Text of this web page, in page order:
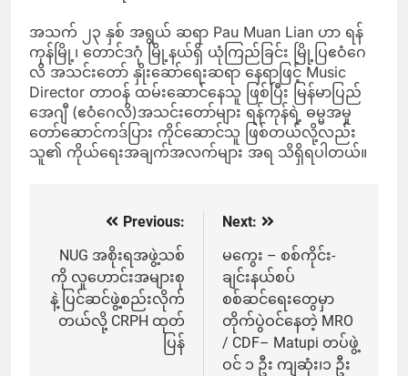
အသက် ၂၃ နှစ် အရွယ် ဆရာ Pau Muan Lian ဟာ ရန်
ကုန်မြို့၊ တောင်ဒဂုံ မြို့နယ်ရှိ ယုံကြည်ခြင်း မြို့ပြဧဝံဂေ
လိ အသင်းတော် နှိုးဆော်ရေးဆရာ နေရာဖြင့် Music
Director တာဝန် ထမ်းဆောင်နေသူ ဖြစ်ပြီး မြန်မာပြည်
အေဂျီ (ဧဝံဂေလိ)အသင်းတော်များ ရန်ကုန်ရဲ့ ဓမ္မအမှု
တော်ဆောင်ကဒ်ပြား ကိုင်ဆောင်သူ ဖြစ်တယ်လို့လည်း
သူ၏ ကိုယ်ရေးအချက်အလက်များ အရ သိရှိရပါတယ်။
navigation
Previous:
NUG အစိုးရအဖွဲ့သစ်
ကို လူဟောင်းအများစု
နဲ့ ပြင်ဆင်ဖွဲ့စည်းလိုက်
တယ်လို့ CRPH ထုတ်
ပြန်
Next:
မကွေး – စစ်ကိုင်း-
ချင်းနယ်စပ်
စစ်ဆင်ရေးတွေမှာ
တိုက်ပွဲဝင်နေတဲ့ MRO
/ CDF– Matupi တပ်ဖွဲ့
ဝင် ၁ ဦး ကျဆုံး၊၁ ဦး